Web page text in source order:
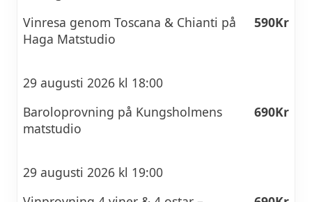
Vinresa genom Toscana & Chianti på
Haga Matstudio
590Kr
29 augusti 2026 kl 18:00
Baroloprovning på Kungsholmens
matstudio
690Kr
29 augusti 2026 kl 19:00